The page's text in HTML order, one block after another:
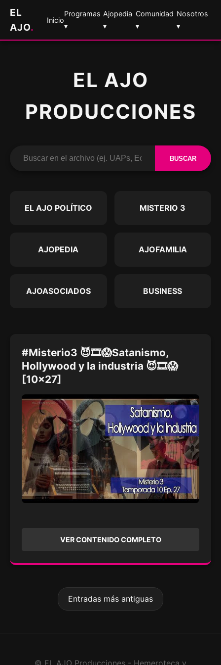
EL
AJO.
Inicio
Programas
▾
Ajopedia
▾
Comunidad
▾
Nosotros
▾
EL AJO
PRODUCCIONES
BUSCAR
EL AJO POLÍTICO MISTERIO 3
AJOPEDIA AJOFAMILIA
AJOASOCIADOS BUSINESS
#Misterio3 😈🎞😱Satanismo,
Hollywood y la industria 😈🎞😱
[10x27]
VER CONTENIDO COMPLETO
Entradas más antiguas